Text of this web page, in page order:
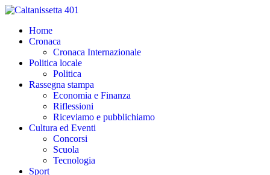
Home
Cronaca
Cronaca Internazionale
Politica locale
Politica
Rassegna stampa
Economia e Finanza
Riflessioni
Riceviamo e pubblichiamo
Cultura ed Eventi
Concorsi
Scuola
Tecnologia
Sport